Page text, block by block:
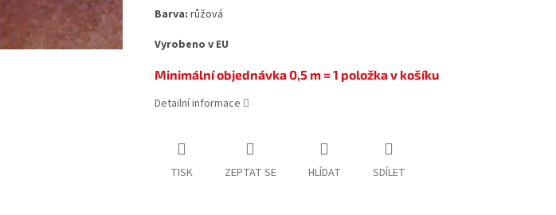
Barva: růžová
Vyrobeno v EU
Minimální objednávka 0,5 m = 1 položka v košíku
Detailní informace
TISK ZEPTAT SE HLÍDAT SDÍLET